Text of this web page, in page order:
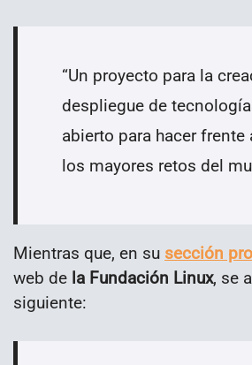
“Un proyecto para la
despliegue de
abierto para hacer frente
los mayores retos del
Mientras que, en su sección
web de la Fundación Linux, se
siguiente: